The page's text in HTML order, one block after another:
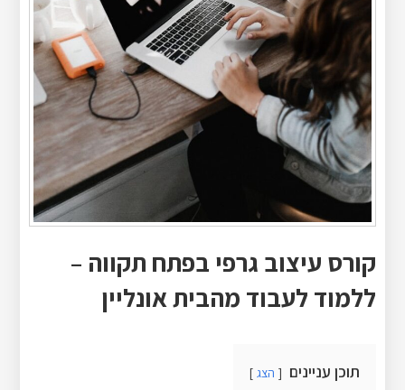
קורס עיצוב גרפי בפתח תקווה –
ללמוד לעבוד מהבית אונליין
תוכן עניינים הצג